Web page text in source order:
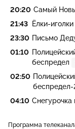
20:20 Самый
21:43 Ёлки-иголки
23:30 Письмо
01:10
беспредел
02:50
беспредел-
04:10 Снегурочка
Программа